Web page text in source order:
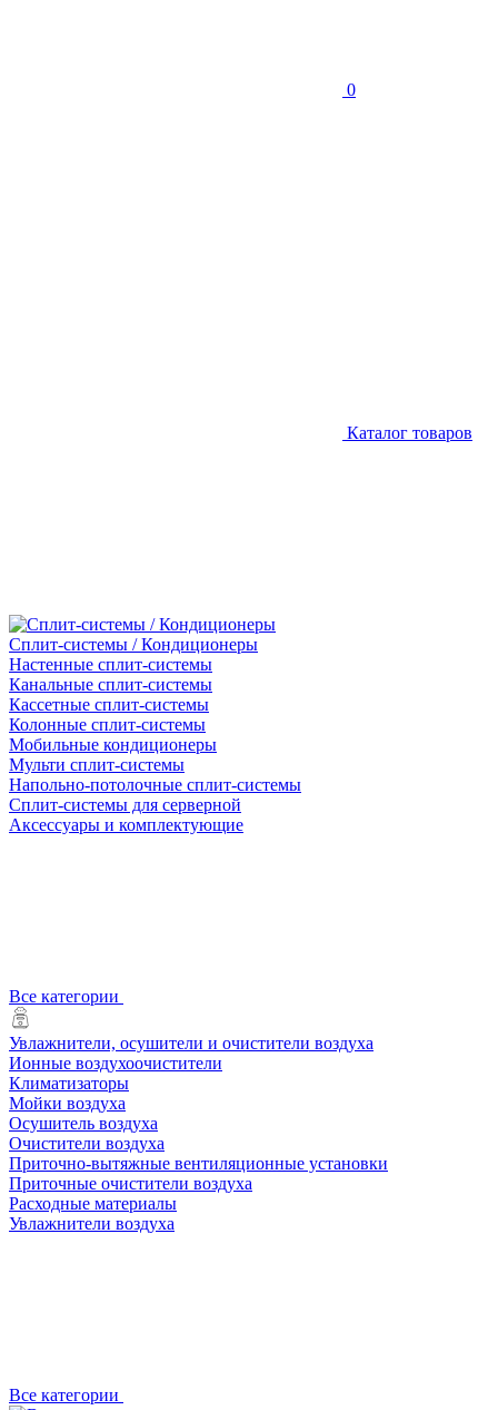
0
Каталог товаров
Сплит-системы / Кондиционеры
Настенные сплит-системы
Канальные сплит-системы
Кассетные сплит-системы
Колонные сплит-системы
Мобильные кондиционеры
Мульти сплит-системы
Напольно-потолочные сплит-системы
Сплит-системы для серверной
Аксессуары и комплектующие
Все категории
Увлажнители, осушители и очистители воздуха
Ионные воздухоочистители
Климатизаторы
Мойки воздуха
Осушитель воздуха
Очистители воздуха
Приточно-вытяжные вентиляционные установки
Приточные очистители воздуха
Расходные материалы
Увлажнители воздуха
Все категории